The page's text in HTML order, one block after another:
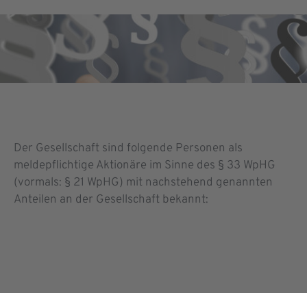
Der Gesellschaft sind folgende Personen als
meldepflichtige Aktionäre im Sinne des § 33 WpHG
(vormals: § 21 WpHG) mit nachstehend genannten
Anteilen an der Gesellschaft bekannt: